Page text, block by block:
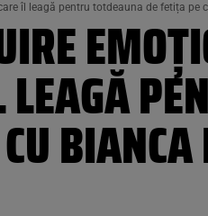
îl leagă pentru totdeauna de fetița pe